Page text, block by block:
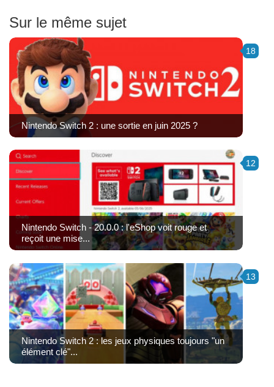
Sur le même sujet
18
Nintendo Switch 2 : une sortie en juin 2025 ?
12
Nintendo Switch - 20.0.0 : l'eShop voit rouge et
reçoit une mise...
13
Nintendo Switch 2 : les jeux physiques toujours "un
élément clé"...